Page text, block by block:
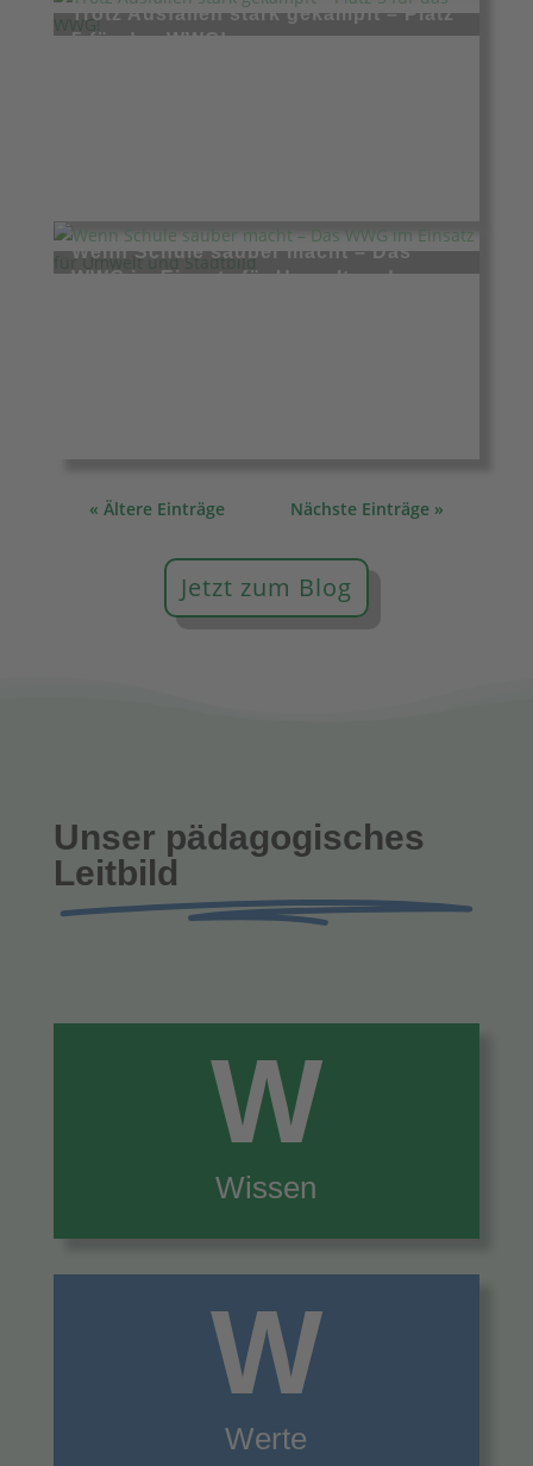
Trotz Ausfällen stark gekämpft – Platz
5 für das WWG!
Wenn Schule sauber macht – Das
WWG im Einsatz für Umwelt und
« Ältere Einträge Nächste Einträge »
Jetzt zum Blog
Unser pädagogisches
Leitbild
W
Wissen
W
Werte